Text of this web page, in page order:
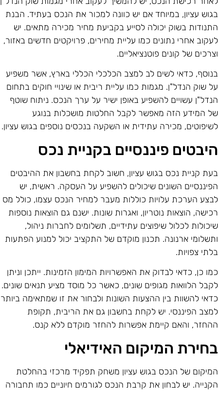
עציון, במיוחד אם יש כוונה למכור את הנכס בעתיד. הבנת
בשוק יכולה לסייע בקביעת מחיר מכירה מתאים. יש
אחרי נתונים כמו עליית מחירים, פרויקטים חדשים באזור,
של קונים פוטנציאליים.
כדאי לשים לב למצב הכלכלי הכללי בארץ, אשר משפיע
שוק הנדל"ן. מגמות כמו עליית ריבית או שינויי חוקים בתחום
עשויים להשפיע באופן ישיר על ערך הנכס. ניתוח שוטף
המידע הזה מאפשר לקבל החלטות מושכלות בנוגע
מכירה עתידית או השקעה בנכסים נוספים בגוש עציון.
פיננסיים בקניית נכס
קניית נכס בגוש עציון, חשוב לקחת בחשבון את ההיבטים
השונים שיכולים להשפיע על העסקה. ראשית, יש
הערכת עלויות כוללות מעבר למחיר הנכס עצמו, כולל מס
הוצאות נוטריון, ואגרות שונות. ישנם גם הוצאות נוספות
לכלול שיפוצים עתידיים, תשלומים לחברות ניהול,
ארנונה. תכנון מוקדם של התקציב יכול למנוע הפתעות
צפויות.
כן, כדאי לבדוק את האפשרויות המימון הזמינות. ייתכן וניתן
הלוואות מגופים שונים, כאשר כל מוסד מציע תנאים שונים.
להשוות בין ההצעות השונות ולבחור את זו שמתאימה ביותר
הפיננסי. יש לקחת בחשבון גם את הריבית, תקופת
והאם קיימת אפשרות להחזר מוקדם ללא קנס.
המיקום האידיאלי
של הנכס בגוש עציון משחק תפקיד מרכזי בהחלטת
יש לבחון את קרבת הנכס לגורמים חיוניים כמו תחבורה